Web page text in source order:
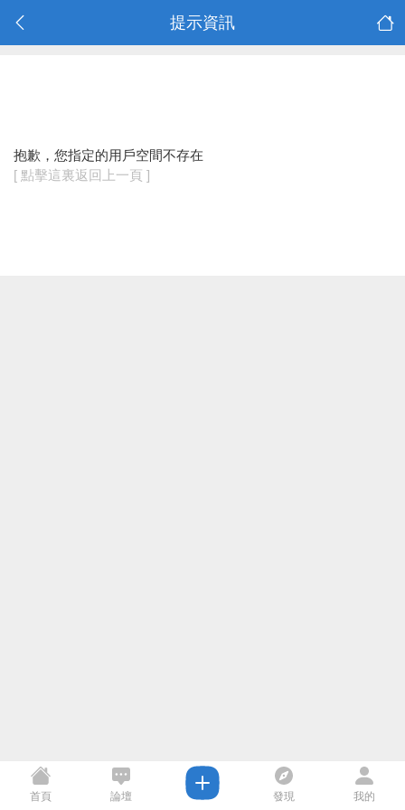
提示資訊
抱歉，您指定的用戶空間不存在
[ 點擊這裏返回上一頁 ]
首頁 論壇 發現 我的